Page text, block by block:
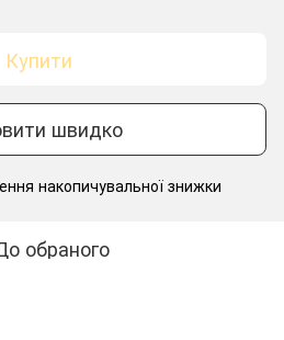
Купити
швидко
накопичувальної знижки
обраного